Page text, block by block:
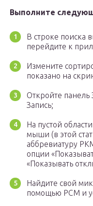
Выполните
В строке поиска
перейдите к
Измените
показано на
Откройте панель
Запись;
На пустой
мыши (в этой
аббревиатуру
опции
«Показывать
Найдите свой
помощью PCM и